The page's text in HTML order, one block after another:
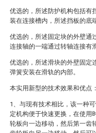
优选的，所述防护机构包括有
装在连接槽内，所述挡板的底
优选的，所述固定块的外壁通
连接轴的一端通过转轴连接有
优选的，所述滑块的外壁固定
弹簧安装在滑轨的内部。
本实用新型的技术效果和优点：
1、与现有技术相比，该一种
定机构便于快速更换，在使用
轮板向一边移动，然后第一齿